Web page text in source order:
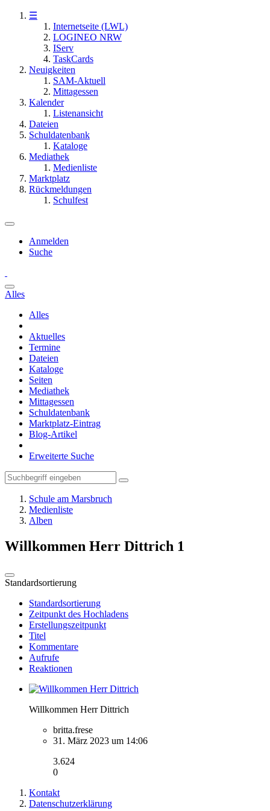
☰
Internetseite (LWL)
LOGINEO NRW
IServ
TaskCards
Neuigkeiten
SAM-Aktuell
Mittagessen
Kalender
Listenansicht
Dateien
Schuldatenbank
Kataloge
Mediathek
Medienliste
Marktplatz
Rückmeldungen
Schulfest
Anmelden
Suche
Alles
Alles
Aktuelles
Termine
Dateien
Kataloge
Seiten
Mediathek
Mittagessen
Schuldatenbank
Marktplatz-Eintrag
Blog-Artikel
Erweiterte Suche
Schule am Marsbruch
Medienliste
Alben
Willkommen Herr Dittrich 1
Standardsortierung
Standardsortierung
Zeitpunkt des Hochladens
Erstellungszeitpunkt
Titel
Kommentare
Aufrufe
Reaktionen
Willkommen Herr Dittrich
britta.frese
31. März 2023 um 14:06
3.624
0
Kontakt
Datenschutzerklärung